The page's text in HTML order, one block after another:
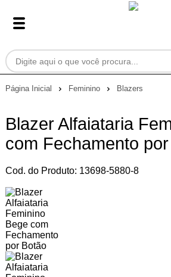
Página Inicial Feminino Blazers
Blazer Alfaiataria
com Fechamento
Cod. do Produto: 13698-5880-8